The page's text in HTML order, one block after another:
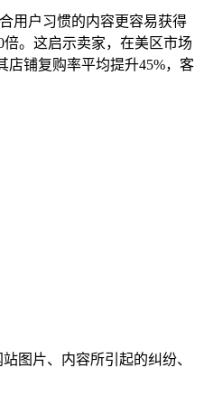
用户习惯的内容更容易获得
。这启示卖家，在美区市场
铺复购率平均提升45%，客
图片、内容所引起的纠纷、